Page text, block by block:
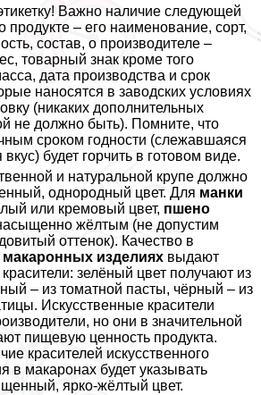
Важно наличие следующей
– его наименование, сорт,
состав, о производителе –
товарный знак кроме того
дата производства и срок
наносятся в заводских условиях
(никаких дополнительных
не должно быть). Помните, что
сроком годности (слежавшаяся
будет горчить в готовом виде.
и натуральной крупе должно
однородный цвет. Для манки
или кремовый цвет, пшено
жёлтым (не допустим
оттенок). Качество в
макаронных изделиях выдают
зелёный цвет получают из
– из томатной пасты, чёрный – из
Искусственные красители
но они в значительной
пищевую ценность продукта.
красителей искусственного
в макаронах будет указывать
ярко-жёлтый цвет.